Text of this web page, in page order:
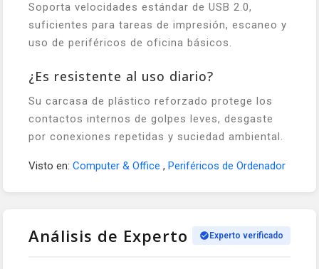
Soporta velocidades estándar de USB 2.0,
suficientes para tareas de impresión, escaneo y
uso de periféricos de oficina básicos.
¿Es resistente al uso diario?
Su carcasa de plástico reforzado protege los
contactos internos de golpes leves, desgaste
por conexiones repetidas y suciedad ambiental.
Visto en: Computer & Office , Periféricos de Ordenador
Análisis de Experto Experto verificado